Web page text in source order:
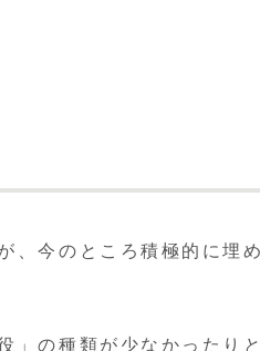
今のところ積極的に埋
の種類が少なかったり